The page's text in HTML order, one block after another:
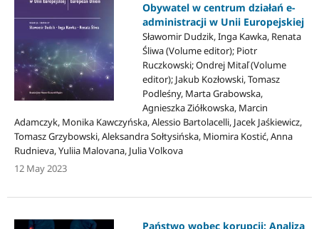
Obywatel w centrum działań e-
administracji w Unii Europejskiej
Sławomir Dudzik, Inga Kawka, Renata
Śliwa (Volume editor); Piotr
Ruczkowski; Ondrej Mitaľ (Volume
editor); Jakub Kozłowski, Tomasz
Podleśny, Marta Grabowska,
Agnieszka Ziółkowska, Marcin
Adamczyk, Monika Kawczyńska, Alessio Bartolacelli, Jacek Jaśkiewicz,
Tomasz Grzybowski, Aleksandra Sołtysińska, Miomira Kostić, Anna
Rudnieva, Yuliia Malovana, Julia Volkova
12 May 2023
Państwo wobec korupcji: Analiza